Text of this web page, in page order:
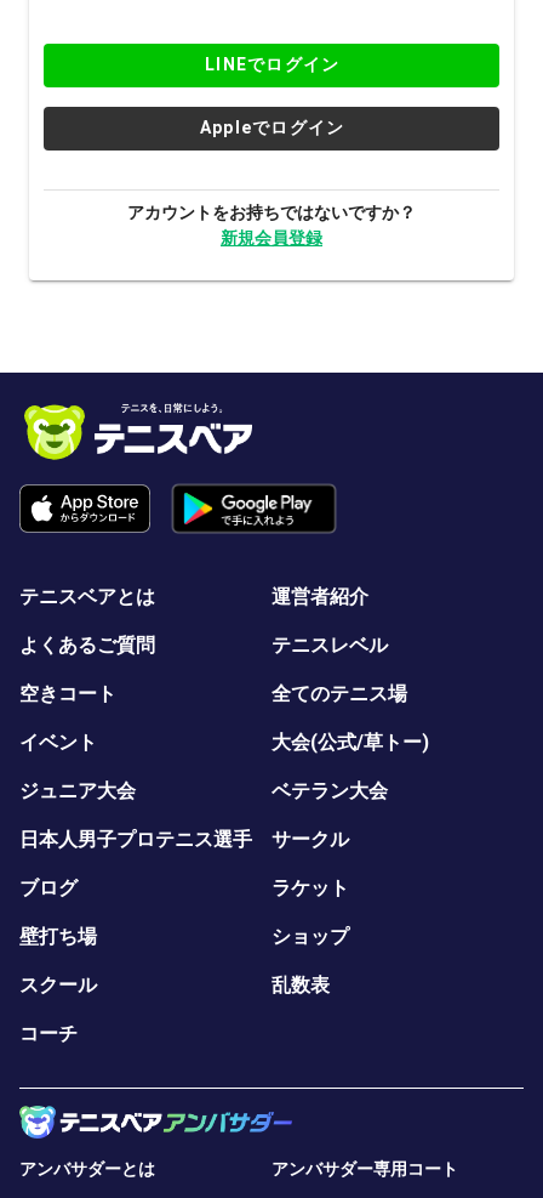
LINEでログイン
Appleでログイン
アカウントをお持ちではないですか？
新規会員登録
テニスベアとは 運営者紹介
よくあるご質問 テニスレベル
空きコート 全てのテニス場
イベント 大会(公式/草トー)
ジュニア大会 ベテラン大会
日本人男子プロテニス選手 サークル
ブログ ラケット
壁打ち場 ショップ
スクール 乱数表
コーチ
アンバサダーとは アンバサダー専用コート